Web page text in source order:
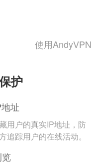
使用
护
址
用户的真实IP地址，防
追踪用户的在线活动。